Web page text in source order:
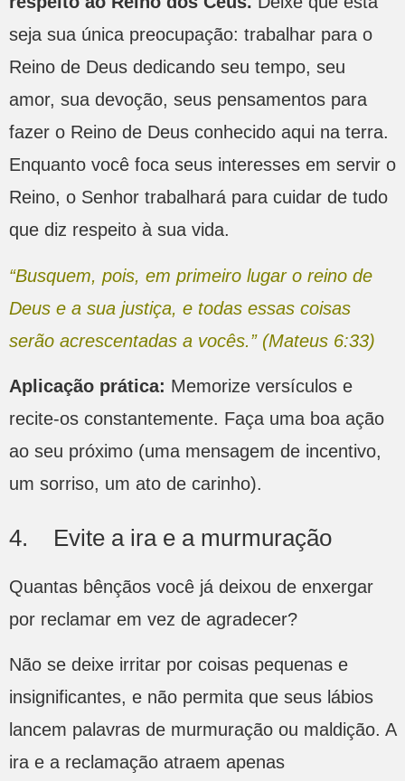
seja sua única preocupação: trabalhar para o
Reino de Deus dedicando seu tempo, seu
amor, sua devoção, seus pensamentos para
fazer o Reino de Deus conhecido aqui na terra.
Enquanto você foca seus interesses em servir o
Reino, o Senhor trabalhará para cuidar de tudo
que diz respeito à sua vida.
“Busquem, pois, em primeiro lugar o reino de
Deus e a sua justiça, e todas essas coisas
serão acrescentadas a vocês.” (Mateus 6:33)
Aplicação prática: Memorize versículos e
recite-os constantemente. Faça uma boa ação
ao seu próximo (uma mensagem de incentivo,
um sorriso, um ato de carinho).
4. Evite a ira e a murmuração
Quantas bênçãos você já deixou de enxergar
por reclamar em vez de agradecer?
Não se deixe irritar por coisas pequenas e
insignificantes, e não permita que seus lábios
lancem palavras de murmuração ou maldição. A
ira e a reclamação atraem apenas